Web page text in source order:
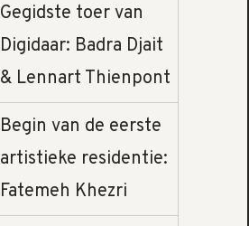
Gegidste toer van
Digidaar: Badra Djait
& Lennart Thienpont
Begin van de eerste
artistieke residentie:
Fatemeh Khezri